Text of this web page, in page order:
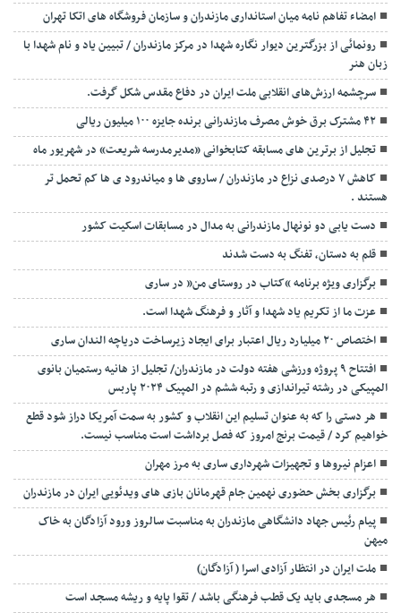
امضاء تفاهم نامه میان استانداری مازندران و سازمان فروشگاه های اتکا تهران
رونمائی از بزرگترین دیوار نگاره شهدا در مرکز مازندران / تبیین یاد و نام شهدا با
زبان هنر
سرچشمه ارزش‌های انقلابی ملت ایران در دفاع مقدس شکل گرفت.
۴۲ مشترک برق خوش مصرف مازندرانی برنده جایزه ۱۰۰ میلیون ریالی
تجلیل از برترین های مسابقه کتابخوانی «مدیرمدرسه شریعت» در شهریور ماه
کاهش ۷ درصدی نزاع در مازندران / ساروی ها و میاندرود ی ها کم تحمل تر
هستند‌ .
دست یابی دو نونهال مازندرانی به مدال در مسابقات اسکیت کشور
قلم به دستان، تفنگ به دست شدند
برگزاری ویژه برنامه “کتاب در روستای من” در ساری
عزت ما از تکریم یاد شهدا و آثار و فرهنگ شهدا است.
اختصاص ۲۰ میلیارد ریال اعتبار برای ایجاد زیرساخت دریاچه الندان ساری
افتتاح ۹ پروژه ورزشی هفته دولت در مازندران/ تجلیل از هانیه رستمیان بانوی
المپیکی در رشته تیراندازی و رتبه ششم در المپیک ۲۰۲۴ پاربس
هر دستی را که به عنوان تسلیم این انقلاب و کشور به سمت آمريکا دراز شود قطع
خواهیم کرد / قیمت برنج امروز که فصل برداشت است مناسب نیست.
اعزام نیروها و تجهیزات شهرداری ساری به مرز مهران
برگزاری بخش حضوری نهمین جام قهرمانان بازی های ویدئویی ایران در مازندران
پیام رئیس جهاد دانشگاهی مازندران به مناسبت سالروز ورود آزادگان به خاک
میهن
ملت ایران در انتظار آزادی اسرا ( آزادگان)
هر مسجدی باید یک قطب فرهنگی باشد / تقوا پایه و ریشه مسجد است